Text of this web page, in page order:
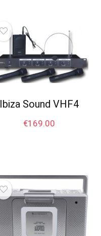
Ibiza Sound VHF4
€169.00